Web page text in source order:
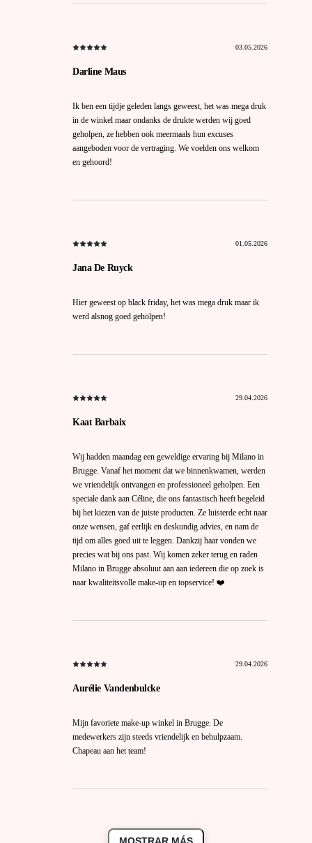
03.05.2026
Darline Maus
Ik ben een tijdje geleden langs geweest, het was mega druk
in de winkel maar ondanks de drukte werden wij goed
geholpen, ze hebben ook meermaals hun excuses
aangeboden voor de vertraging. We voelden ons welkom
en gehoord!
01.05.2026
Jana De Ruyck
Hier geweest op black friday, het was mega druk maar ik
werd alsnog goed geholpen!
29.04.2026
Kaat Barbaix
Wij hadden maandag een geweldige ervaring bij Milano in
Brugge. Vanaf het moment dat we binnenkwamen, werden
we vriendelijk ontvangen en professioneel geholpen. Een
speciale dank aan Céline, die ons fantastisch heeft begeleid
bij het kiezen van de juiste producten. Ze luisterde echt naar
onze wensen, gaf eerlijk en deskundig advies, en nam de
tijd om alles goed uit te leggen. Dankzij haar vonden we
precies wat bij ons past. Wij komen zeker terug en raden
Milano in Brugge absoluut aan aan iedereen die op zoek is
naar kwaliteitsvolle make-up en topservice! ❤️
29.04.2026
Aurélie Vandenbulcke
Mijn favoriete make-up winkel in Brugge. De
medewerkers zijn steeds vriendelijk en behulpzaam.
Chapeau aan het team!